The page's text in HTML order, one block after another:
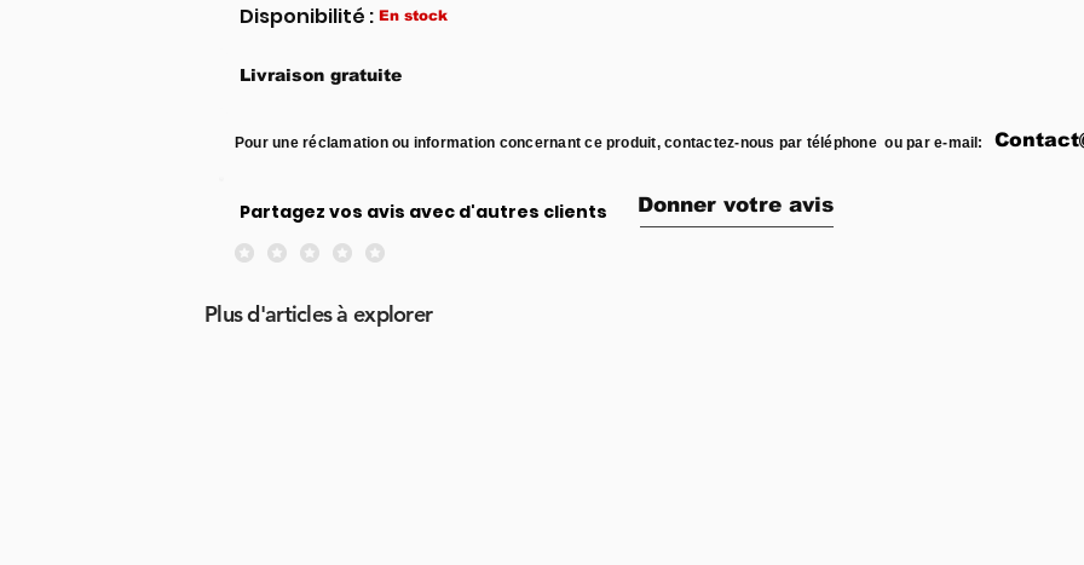
Disponibilité : En stock
Livraison gratuite
Pour une réclamation ou information concernant ce produit, contactez-nous par téléphone ou par e-mail:
Partagez vos avis avec d'autres clients Donner votre avis
Aucune note pour le moment
Plus d'articles à explorer